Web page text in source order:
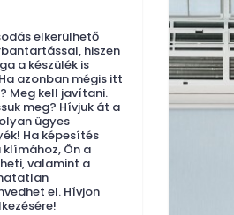
elkerülhető
hiszen
a készülék is
azonban mégis itt
Meg kell javítani.
meg? Hívjuk át a
ügyes
Ha képesítés
klímához, Ön a
valamint a
el. Hívjon